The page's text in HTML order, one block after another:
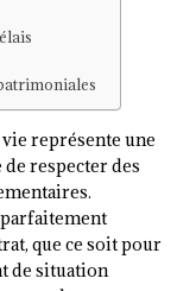
représente une
respecter des
que ce soit pour
de situation